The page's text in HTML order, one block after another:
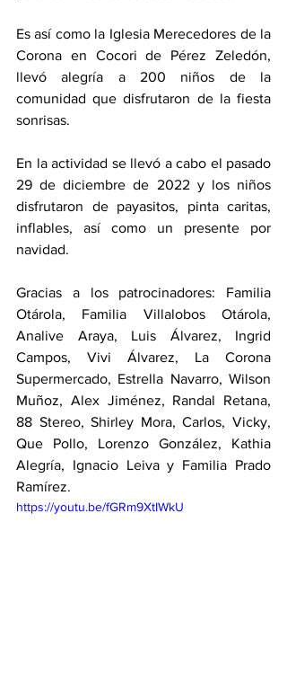
Es así como la Iglesia Merecedores de la
Corona en Cocori de Pérez Zeledón,
llevó alegría a 200 niños de la
comunidad que disfrutaron de la fiesta
sonrisas.
En la actividad se llevó a cabo el pasado
29 de diciembre de 2022 y los niños
disfrutaron de payasitos, pinta caritas,
inflables, así como un presente por
navidad.
Gracias a los patrocinadores: Familia
Otárola, Familia Villalobos Otárola,
Analive Araya, Luis Álvarez, Ingrid
Campos, Vivi Álvarez, La Corona
Supermercado, Estrella Navarro, Wilson
Muñoz, Alex Jiménez, Randal Retana,
88 Stereo, Shirley Mora, Carlos, Vicky,
Que Pollo, Lorenzo González, Kathia
Alegría, Ignacio Leiva y Familia Prado
Ramírez.
https://youtu.be/fGRm9XtIWkU